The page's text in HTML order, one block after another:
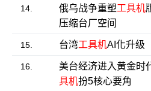
14. 俄乌战争重塑工具机
压缩台厂空间
15. 台湾工具机AI化升级
16. 美台经济进入黄金
具机扮5核心要角